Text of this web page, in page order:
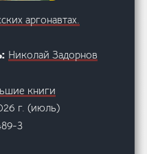
аргонавтах.
Николай Задорнов
книги
г. (июль)
3